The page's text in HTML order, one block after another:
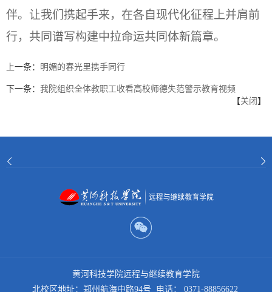
伴。让我们携起手来，在各自现代化征程上并肩前
行，共同谱写构建中拉命运共同体新篇章。
上一条： 明媚的春光里携手同行
下一条： 我院组织全体教职工收看高校师德失范警示教育视频
【关闭 】
黄河科技学院远程与继续教育学院
北校区地址：郑州航海中路94号 电话： 0371-88856622